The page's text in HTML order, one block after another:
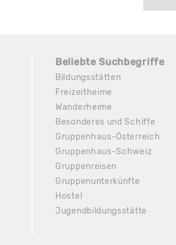
Beliebte Suchbegriffe
Bildungsstätten
Freizeitheime
Wanderheime
Besonderes und Schiffe
Gruppenhaus-Österreich
Gruppenhaus-Schweiz
Gruppenreisen
Gruppenunterkünfte
Hostel
Jugendbildungsstätte